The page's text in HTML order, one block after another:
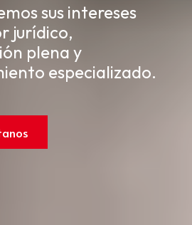
sus intereses
jurídico,
plena y
especializado.